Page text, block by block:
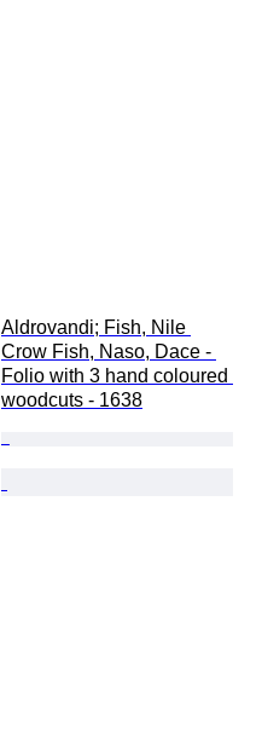
Aldrovandi; Fish, Nile
Crow Fish, Naso, Dace -
Folio with 3 hand coloured
woodcuts - 1638